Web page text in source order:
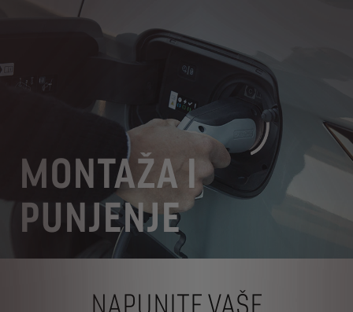
MONTAŽA I
PUNJENJE
NAPUNITE VAŠE